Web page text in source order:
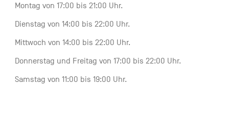
Montag von 17:00 bis 21:00 Uhr.
Dienstag von 14:00 bis 22:00 Uhr.
Mittwoch von 14:00 bis 22:00 Uhr.
Donnerstag und Freitag von 17:00 bis 22:00 Uhr.
Samstag von 11:00 bis 19:00 Uhr.